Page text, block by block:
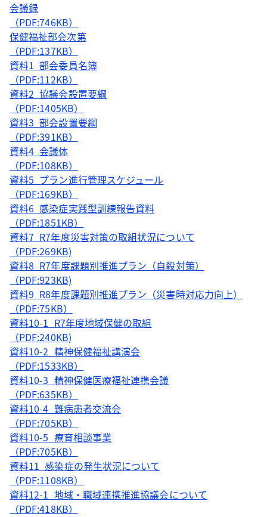
会議録
（PDF:746KB）
保健福祉部会次第
（PDF:137KB）
資料1_部会委員名簿
（PDF:112KB）
資料2_協議会設置要綱
（PDF:1405KB）
資料3_部会設置要綱
（PDF:391KB）
資料4_会議体
（PDF:108KB）
資料5_プラン進行管理スケジュール
（PDF:169KB）
資料6_感染症実践型訓練報告資料
（PDF:1851KB）
資料7_R7年度災害対策の取組状況について
（PDF:269KB)
資料8_R7年度課題別推進プラン（自殺対策）
（PDF:923KB)
資料9_R8年度課題別推進プラン（災害時対応力向上）
（PDF:75KB）
資料10-1_R7年度地域保健の取組
（PDF:240KB)
資料10-2_精神保健福祉講演会
（PDF:1533KB）
資料10-3_精神保健医療福祉連携会議
（PDF:635KB）
資料10-4_難病患者交流会
（PDF:705KB）
資料10-5_療育相談事業
（PDF:705KB）
資料11_感染症の発生状況について
（PDF:1108KB）
資料12-1_地域・職域連携推進協議会について
（PDF:418KB）